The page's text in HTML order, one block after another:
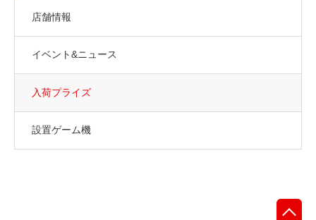
店舗情報
イベント&ニュース
入荷プライズ
設置ゲーム機